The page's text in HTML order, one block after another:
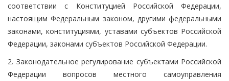
соответствии с Конституцией Российской Федерации,
настоящим Федеральным законом, другими федеральными
законами, конституциями, уставами субъектов Российской
Федерации, законами субъектов Российской Федерации.
2. Законодательное регулирование субъектами Российской
Федерации вопросов местного самоуправления